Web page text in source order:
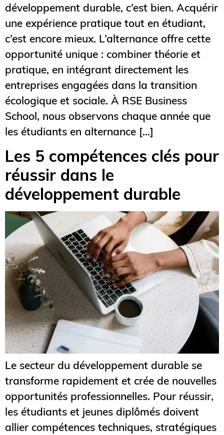
développement durable, c’est bien. Acquérir
une expérience pratique tout en étudiant,
c’est encore mieux. L’alternance offre cette
opportunité unique : combiner théorie et
pratique, en intégrant directement les
entreprises engagées dans la transition
écologique et sociale. À RSE Business
School, nous observons chaque année que
les étudiants en alternance […]
Les 5 compétences clés pour
réussir dans le
développement durable
Le secteur du développement durable se
transforme rapidement et crée de nouvelles
opportunités professionnelles. Pour réussir,
les étudiants et jeunes diplômés doivent
allier compétences techniques, stratégiques